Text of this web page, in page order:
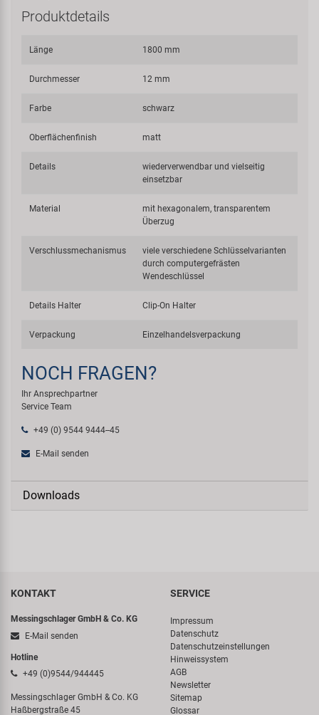
Produktdetails
Länge 1800 mm
Durchmesser 12 mm
Farbe schwarz
Oberflächenfinish matt
Details
wiederverwendbar und vielseitig
einsetzbar
Material
mit hexagonalem, transparentem
Überzug
Verschlussmechanismus
viele verschiedene Schlüsselvarianten
durch computergefrästen
Wendeschlüssel
Details Halter Clip-On Halter
Verpackung Einzelhandelsverpackung
NOCH FRAGEN?
Ihr Ansprechpartner
Service Team
+49 (0) 9544 9444--45
E-Mail senden
Downloads
KONTAKT
Messingschlager GmbH & Co. KG
E-Mail senden
Hotline
+49 (0)9544/944445
Messingschlager GmbH & Co. KG
Haßbergstraße 45
SERVICE
Impressum
Datenschutz
Datenschutzeinstellungen
Hinweissystem
AGB
Newsletter
Sitemap
Glossar